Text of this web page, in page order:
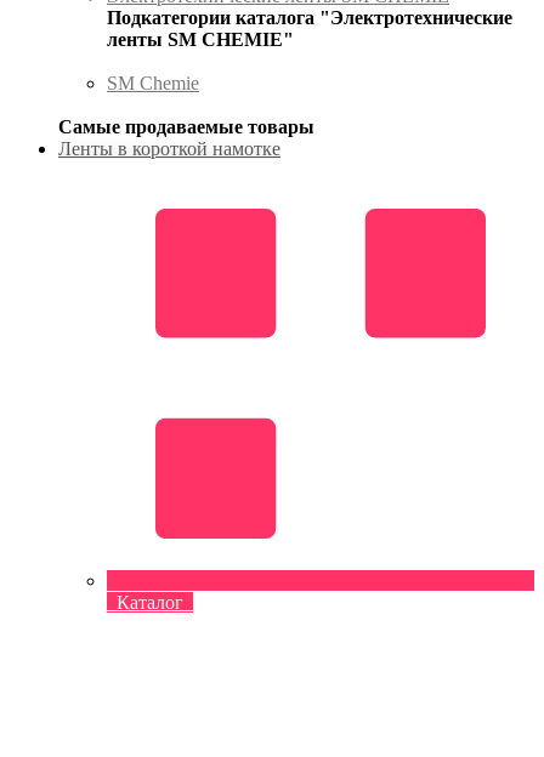
Подкатегории каталога "Электротехнические
ленты SM CHEMIE"
SM Chemie
Самые продаваемые товары
Ленты в короткой намотке
Каталог